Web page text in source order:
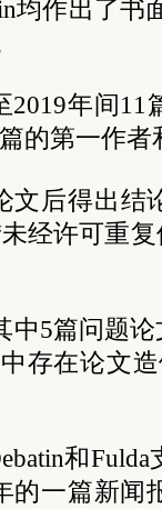
均作出了书
2019年间11
的第一作
文后得出结
经许可重
中5篇问题
存在论文
和
的一篇新闻